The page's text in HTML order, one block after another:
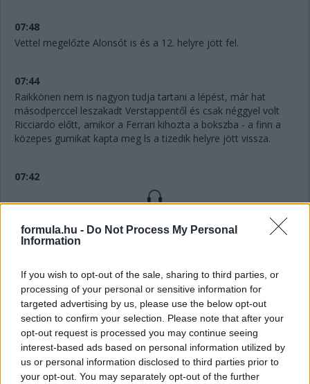
formula.hu - Do Not Process My Personal
Information
If you wish to opt-out of the sale, sharing to third parties, or
processing of your personal or sensitive information for
targeted advertising by us, please use the below opt-out
section to confirm your selection. Please note that after your
opt-out request is processed you may continue seeing
interest-based ads based on personal information utilized by
us or personal information disclosed to third parties prior to
your opt-out. You may separately opt-out of the further
07:48
Vettel megelőzte Alonsót is és a 12. helyre jött fel.
07:44
Raikkönen nem is nagyon tudja tartani a lépést, már hat
másodperccel leszakadt Verstappentől és csak néggyel volt
Ricciardo előtt, amikor a Ferrari kihozta a bokszba - a finn a
közepes gumikat kapta meg ls a tizedik helyre jött vissza.
07:42
Verstappennel történt ütközés eredménye ez.
Vettel közben kapaszkodik felfelé a mezőny végéről, most
előzte meg Leclerc-t és a 14. helynél tart.
07:39
Így bújt ki Gasly mögül Ricciardo: